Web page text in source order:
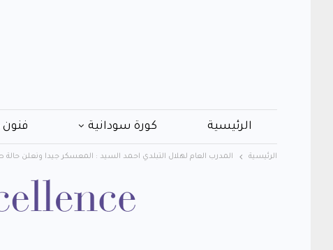
الرئيسية كورة سودانية فنون
الرئيسية المدرب العام لهلال التبلدي احمد السيد : المعسكر جيدا ونعلن حالة